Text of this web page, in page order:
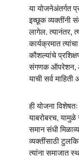
या योजनेअंतर्गत
इच्छूक व्यक्तींनी
लागेल. त्यानंतर,
कार्यक्रमात
कौशल्यांचे
संगणक ऑपरेशन,
याची सर्व
ही योजना
याबरोबरच,
समान संधी
व्यक्तींसाठी
त्यांना समाजात